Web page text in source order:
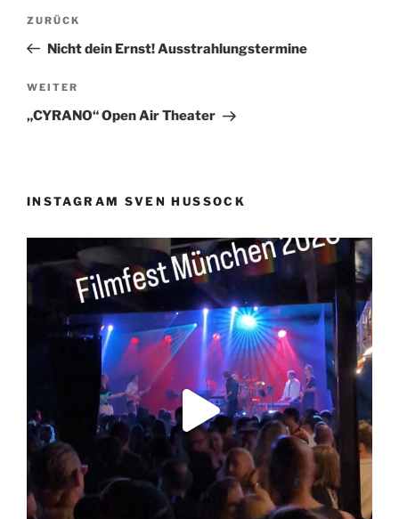
Beitragsnavigation
Vorheriger
Beitrag
ZURÜCK
Nicht dein Ernst! Ausstrahlungstermine
Nächster
Beitrag
WEITER
„CYRANO“ Open Air Theater
INSTAGRAM SVEN HUSSOCK